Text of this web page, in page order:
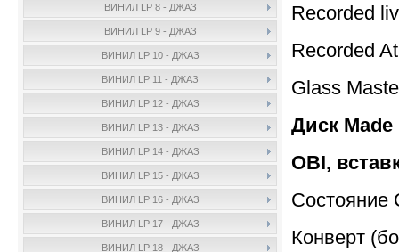
ВИНИЛ LP 8 - ДЖАЗ
ВИНИЛ LP 9 - ДЖАЗ
ВИНИЛ LP 10 - ДЖАЗ
ВИНИЛ LP 11 - ДЖАЗ
ВИНИЛ LP 12 - ДЖАЗ
ВИНИЛ LP 13 - ДЖАЗ
ВИНИЛ LP 14 - ДЖАЗ
ВИНИЛ LP 15 - ДЖАЗ
ВИНИЛ LP 16 - ДЖАЗ
ВИНИЛ LP 17 - ДЖАЗ
ВИНИЛ LP 18 - ДЖАЗ
Recorded
Recorded
Glass
Диск Made
OBI,
Состояние
Конверт